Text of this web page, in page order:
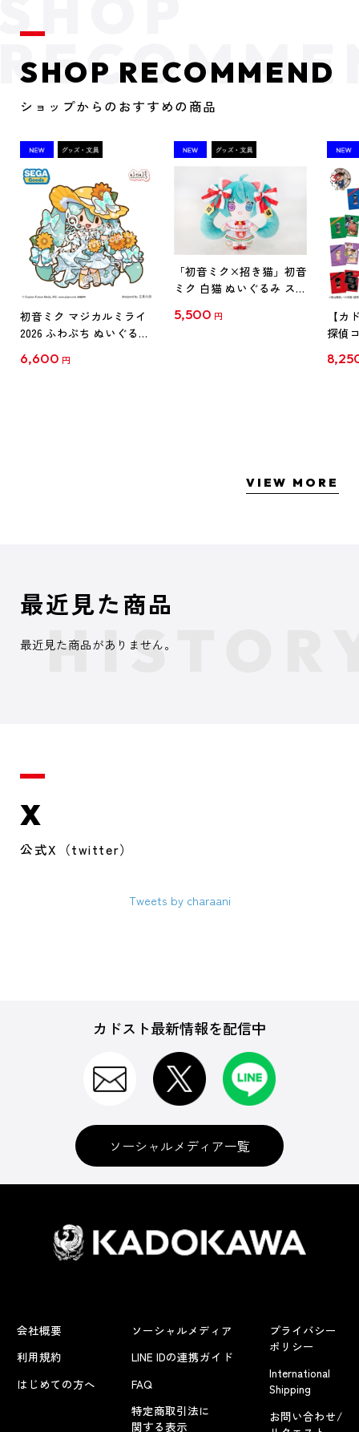
SHOP RECOMMEND
ショップからのおすすめの商品
初音ミク マジカルミライ
2026 ふわぷち ぬいぐるみ
6,600 円
「初音ミク×招き猫」初音
ミク 白猫 ぬいぐるみ スタ
5,500 円
【カ
探偵
クリ
VIEW MORE
最近見た商品
最近見た商品がありません。
X
公式X（twitter）
Tweets by charaani
カドスト最新情報を配信中
ソーシャルメディア一覧
会社概要
利用規約
はじめての方へ
ソーシャルメディア
LINE IDの連携ガイド
FAQ
特定商取引法に
関する表示
プライバシー
ポリシー
International
Shipping
お問い合わせ/